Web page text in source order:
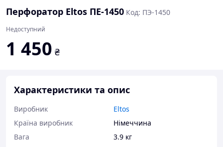
Перфоратор Eltos ПЕ-1450 Код: ПЭ-1450
Недоступний
1 450 ₴
Характеристики та опис
Виробник
Eltos
Країна виробник
Німеччина
Вага
3.9 кг